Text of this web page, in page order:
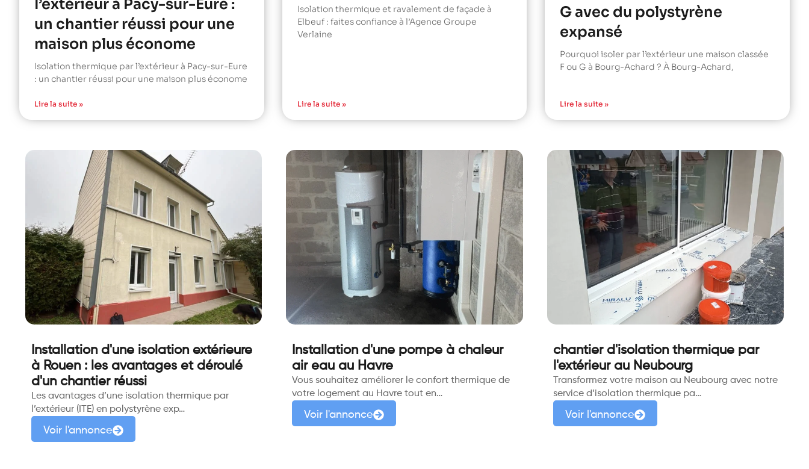
l’extérieur à Pacy-sur-Eure :
un chantier réussi pour une
maison plus économe
Isolation thermique par l’extérieur à Pacy-sur-Eure
: un chantier réussi pour une maison plus économe
Lire la suite »
Isolation thermique et ravalement de façade à
Elbeuf : faites confiance à l’Agence Groupe
Verlaine
Lire la suite »
G avec du polystyrène
expansé
Pourquoi isoler par l’extérieur une maison classée
F ou G à Bourg-Achard ? À Bourg-Achard,
Lire la suite »
Installation d'une isolation extérieure
à Rouen : les avantages et déroulé
d'un chantier réussi
Les avantages d’une isolation thermique par
l’extérieur (ITE) en polystyrène exp…
Voir l'annonce
Installation d'une pompe à chaleur
air eau au Havre
Vous souhaitez améliorer le confort thermique de
votre logement au Havre tout en…
Voir l'annonce
chantier d'isolation thermique par
l'extérieur au Neubourg
Transformez votre maison au Neubourg avec notre
service d’isolation thermique pa…
Voir l'annonce